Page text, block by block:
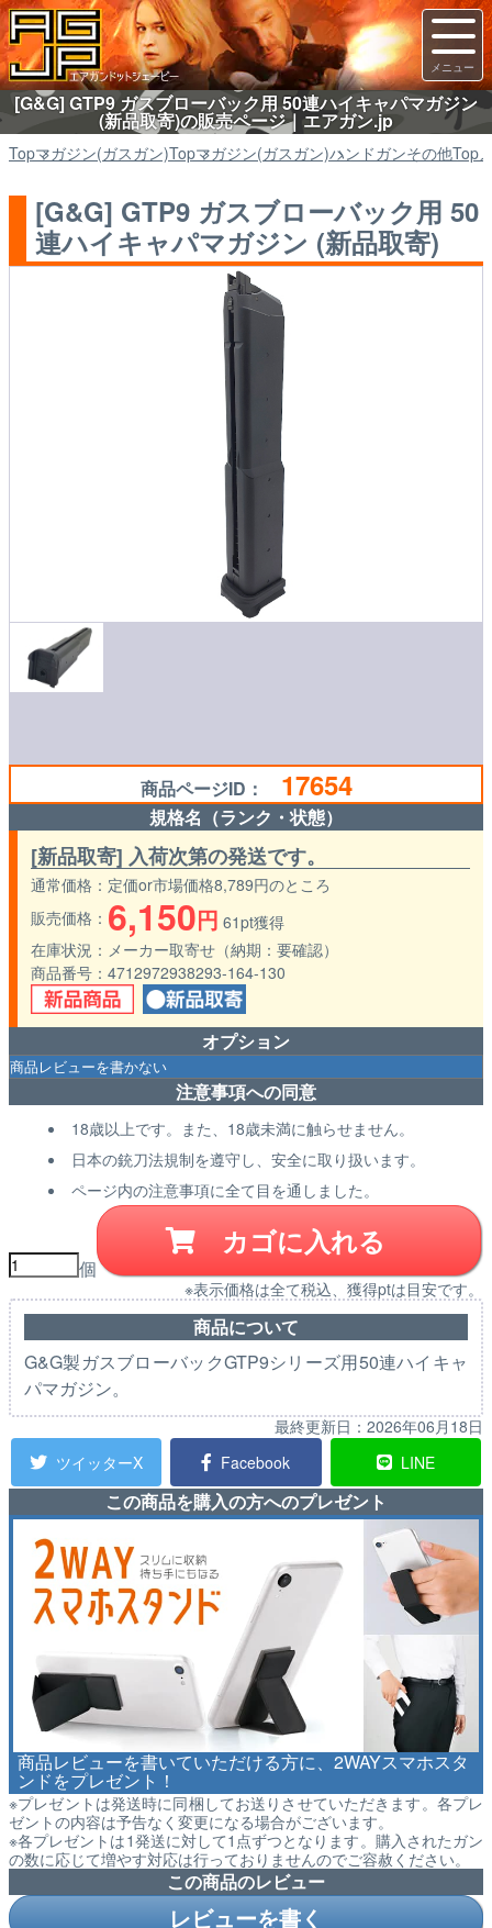
[G&G] GTP9 ガスブローバック用 50連ハイキャパマガジン
(新品取寄)の販売ページ｜エアガン.jp
Topマガジン(ガスガン)Topマガジン(ガスガン)ハンドガンその他Top
[G&G] GTP9 ガスブローバック用 50
連ハイキャパマガジン (新品取寄)
商品ページID： 17654
規格名（ランク・状態）
[新品取寄] 入荷次第の発送です。
通常価格
定価or市場価格8,789円のところ
販売価格
6,150円 61pt獲得
在庫状況
メーカー取寄せ（納期：要確認）
商品番号
4712972938293-164-130
オプション
注意事項への同意
18歳以上です。また、18歳未満に触らせません。
日本の銃刀法規制を遵守し、安全に取り扱います。
ページ内の注意事項に全て目を通しました。
個
カゴに入れる
※表示価格は全て税込、獲得ptは目安です。
商品について
G&G製ガスブローバックGTP9シリーズ用50連ハイキャ
パマガジン。
最終更新日： 2026年06月18日
ツイッターX
Facebook LINE
この商品を購入の方へのプレゼント
商品レビューを書いていただける方に、2WAYスマホスタ
ンドをプレゼント！
※プレゼントは発送時に同梱してお送りさせていただきます。各プレ
ゼントの内容は予告なく変更になる場合がございます。
※各プレゼントは1発送に対して1点ずつとなります。購入されたガン
の数に応じて増やす対応は行っておりませんのでご容赦ください。
この商品のレビュー
レビューを書く